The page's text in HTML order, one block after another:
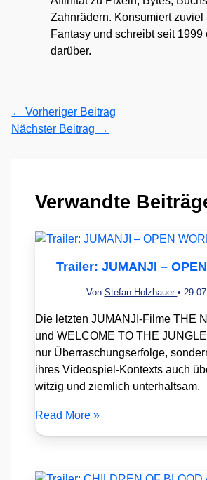
Zahnrädern. Konsumiert zuviel
Fantasy und schreibt seit 1999
darüber.
← Vorheriger Beitrag
Nächster Beitrag →
Verwandte
Trailer: JUMANJI –
Von Stefan Holzhauer •
Die letzten JUMANJI-Filme THE
und WELCOME TO THE
nur Überraschungserfolge,
ihres Videospiel-Kontexts auch
witzig und ziemlich unterhaltsam.
Read More »